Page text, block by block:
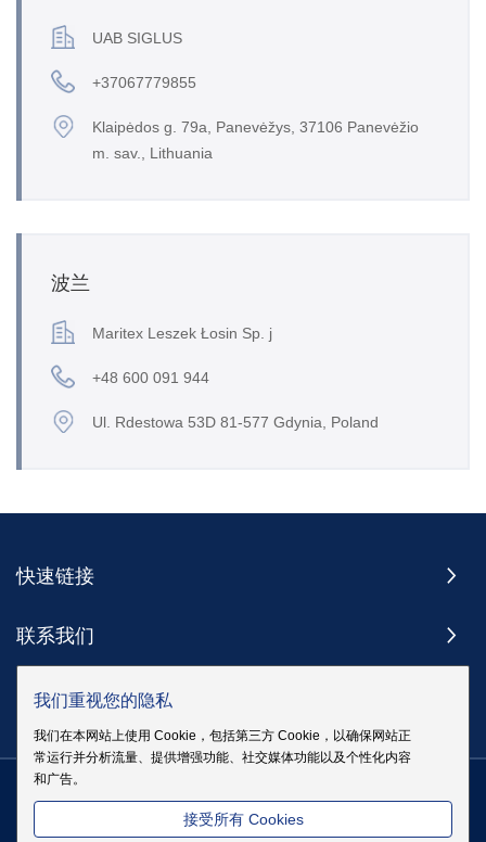
UAB SIGLUS
+37067779855
Klaipėdos g. 79a, Panevėžys, 37106 Panevėžio
m. sav., Lithuania
波兰
Maritex Leszek Łosin Sp. j
+48 600 091 944
Ul. Rdestowa 53D 81-577 Gdynia, Poland
快速链接
联系我们
订阅
版权 @ 伊戈尔电气股份有限公司版权所有| 站点地图 | 隐私政策 粤
我们重视您的隐私
我们在本网站上使用 Cookie，包括第三方 Cookie，以确保网站正
常运行并分析流量、提供增强功能、社交媒体功能以及个性化内容
和广告。
接受所有 Cookies